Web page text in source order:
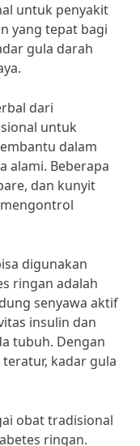
untuk penyakit
yang tepat bagi
gula darah
dari
untuk
dalam
alami. Beberapa
dan kunyit
digunakan
ringan adalah
senyawa aktif
insulin dan
tubuh. Dengan
kadar gula
obat tradisional
ringan.